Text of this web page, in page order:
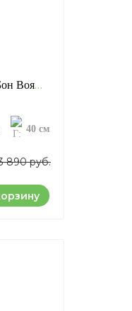
Шкаф для посуды «Бон Вояж 11» (ФА), цвет: антик + колониал (сосна)
40 см
890 руб.